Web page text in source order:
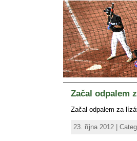
Začal odpalem
Začal odpalem za
23. října 2012 |